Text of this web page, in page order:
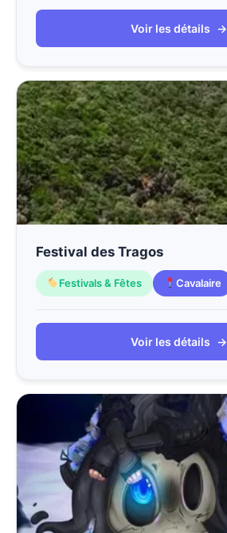
Voir les détails →
Festival des Tragos
Festivals & Fêtes Cavalaire
Voir les détails →